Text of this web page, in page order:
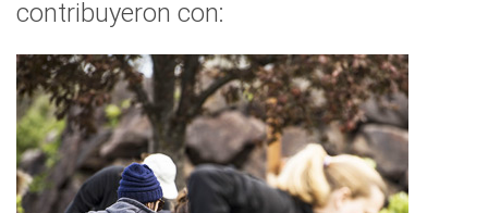
contribuyeron con: